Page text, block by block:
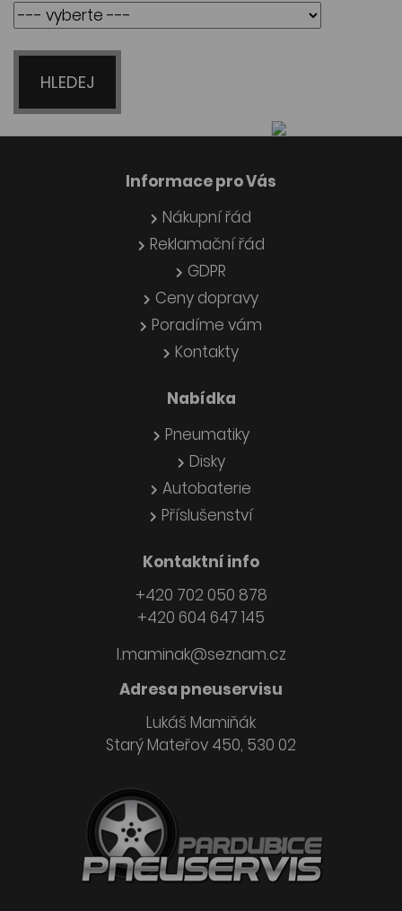
HLEDEJ
Informace pro Vás
Nákupní řád
Reklamační řád
GDPR
Ceny dopravy
Poradíme vám
Kontakty
Nabídka
Pneumatiky
Disky
Autobaterie
Příslušenství
Kontaktní info
+420 702 050 878
+420 604 647 145
l.maminak@seznam.cz
Adresa pneuservisu
Lukáš Mamiňák
Starý Mateřov 450, 530 02